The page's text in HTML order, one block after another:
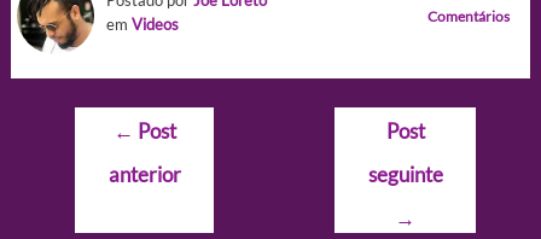
em Videos Comentários
Navegação
Post
← Post
anterior
Post
seguinte
→